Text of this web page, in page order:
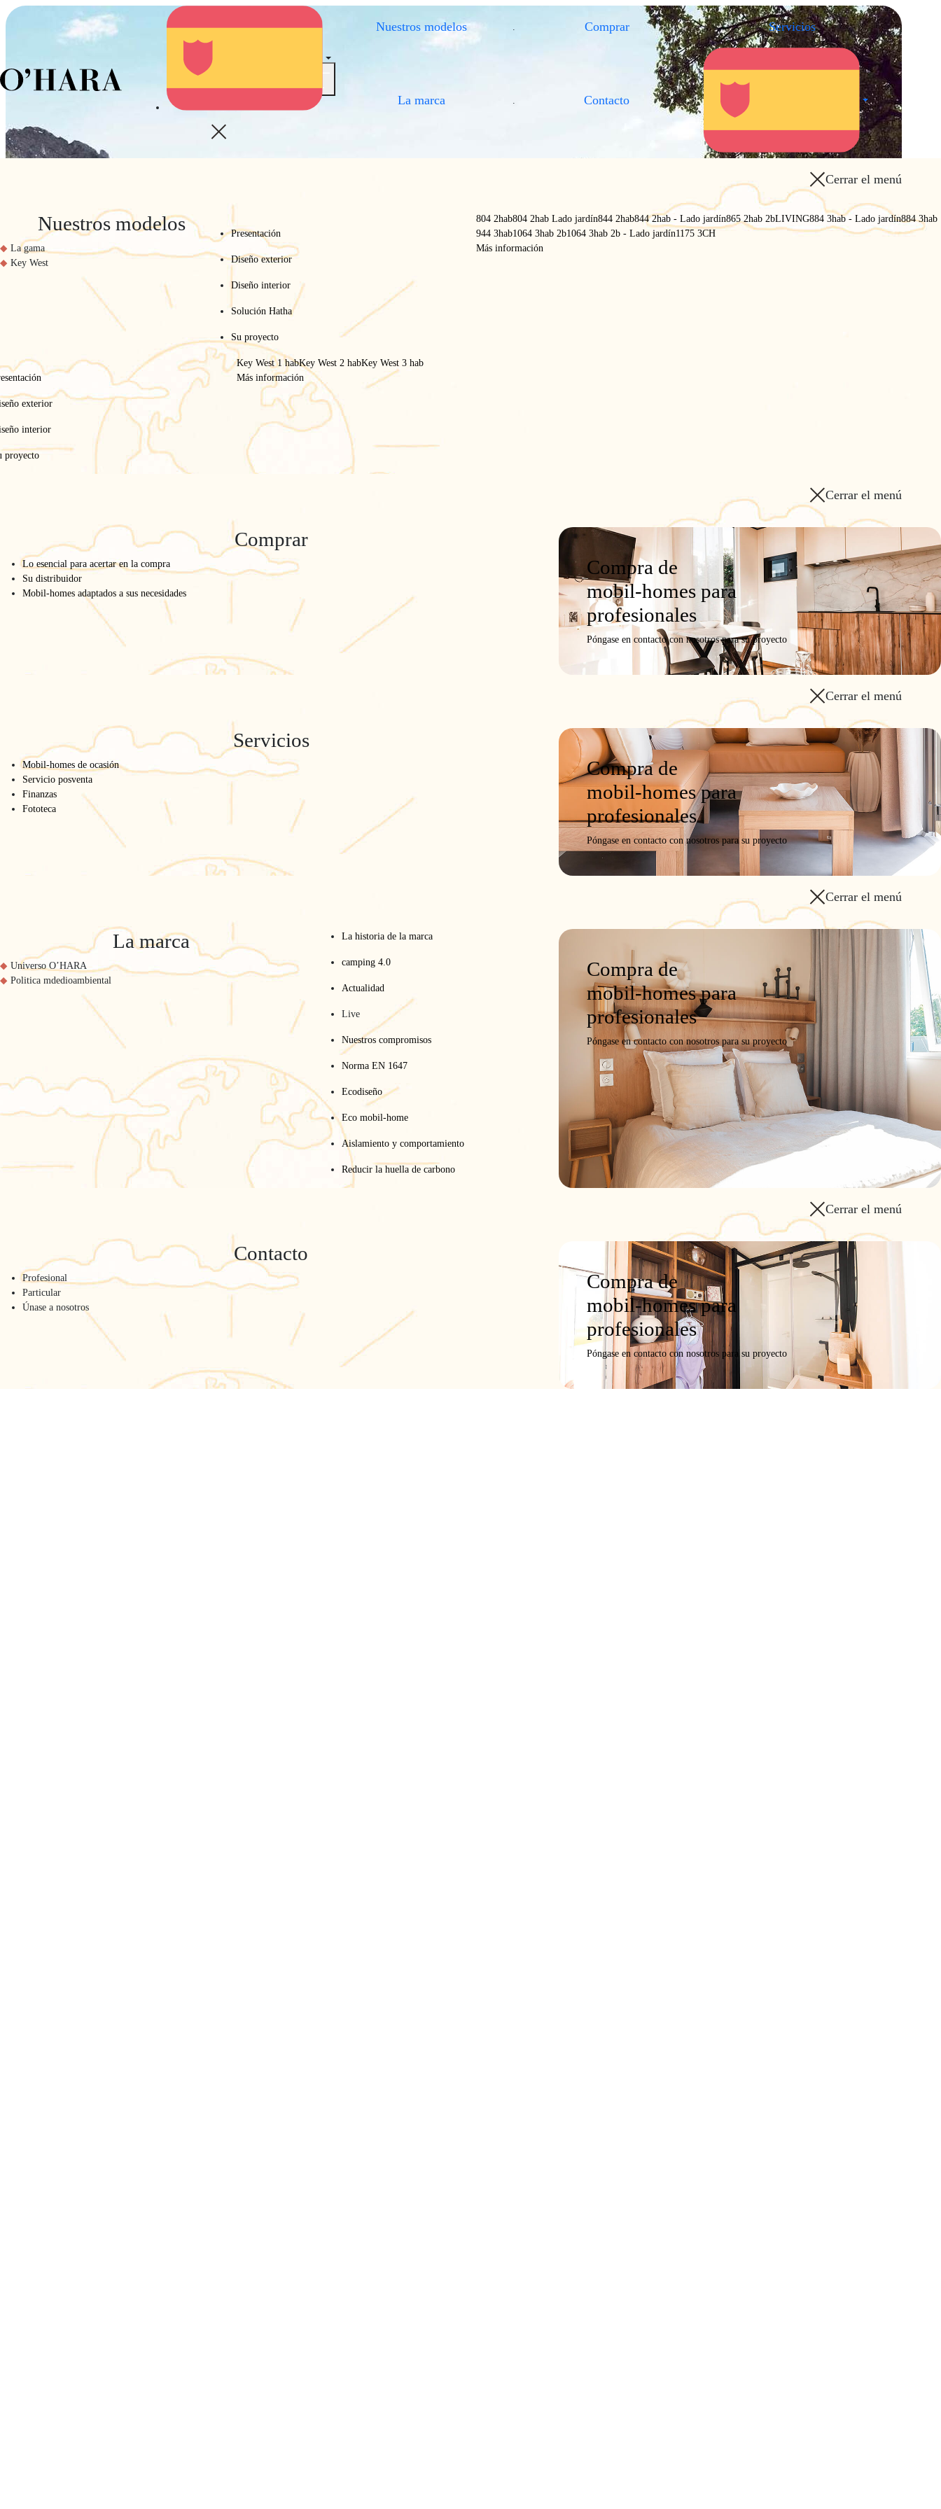
Nuestros modelos Comprar . Servicios .
La marca Contacto
Cerrar el menú
Nuestros modelos
La gama
Key West
Presentación
Diseño exterior
Diseño interior
Solución Hatha
Su proyecto
804 2hab804 2hab Lado jardín844 2hab844 2hab - Lado jardín865 2hab 2bLIVING884 3hab - Lado jardín884 3hab
944 3hab1064 3hab 2b1064 3hab 2b - Lado jardín1175 3CH
Más información
exterior
interior
proyecto
Key West 1 habKey West 2 habKey West 3 hab
Más información
Cerrar el menú
Comprar
Lo esencial para acertar en la compra
Su distribuidor
Mobil-homes adaptados a sus necesidades
Compra de
mobil-homes para
profesionales
Póngase en contacto con nosotros para su proyecto
Cerrar el menú
Servicios
Mobil-homes de ocasión
Servicio posventa
Finanzas
Fototeca
Compra de
mobil-homes para
profesionales
Póngase en contacto con nosotros para su proyecto
Cerrar el menú
La marca
Universo O’HARA
Politica mdedioambiental
La historia de la marca
camping 4.0
Actualidad
Live
Nuestros compromisos
Norma EN 1647
Ecodiseño
Eco mobil-home
Aislamiento y comportamiento
Reducir la huella de carbono
Compra de
mobil-homes para
profesionales
Póngase en contacto con nosotros para su proyecto
Cerrar el menú
Contacto
Profesional
Particular
Únase a nosotros
Compra de
mobil-homes para
profesionales
Póngase en contacto con nosotros para su proyecto
804 2hab Lado jardín
SOÑADOR
Modelo ConfigurarSolicitar una oferta